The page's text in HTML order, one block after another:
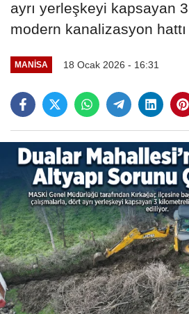
ayrı yerleşkeyi kapsayan
modern kanalizasyon
MANİSA 18 Ocak 2026 - 16:31